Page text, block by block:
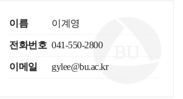
이름 이계영
전화번호 041-550-2800
이메일 gylee@bu.ac.kr